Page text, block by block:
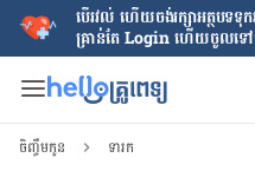
បើរវល់ ហើយចង់​រក្សាអត្ថបទ
គ្រាន់តែ​ Login ហើយចូលទៅ
ចិញ្ចឹមកូន ទារក